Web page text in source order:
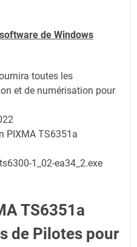
de Windows
toutes les
et de numérisation pour
PIXMA TS6351a
1_02-ea34_2.exe
TS6351a
de Pilotes pour